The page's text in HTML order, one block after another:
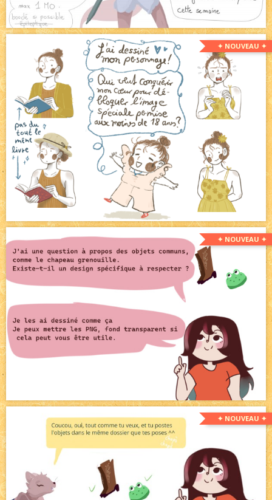
✦ NOUVEAU ✦
✦ NOUVEAU ✦
✦ NOUVEAU ✦